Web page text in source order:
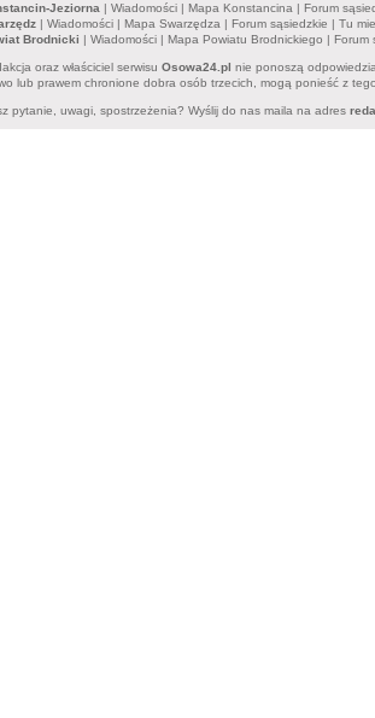
Jeziorna | Wiadomości | Mapa Konstancina | Forum
| Wiadomości | Mapa Swarzędza | Forum sąsiedzkie | Tu
Brodnicki | Wiadomości | Mapa Powiatu Brodnickiego | Forum
oraz właściciel serwisu Osowa24.pl nie ponoszą
lub prawem chronione dobra osób trzecich, mogą ponieść z
pytanie, uwagi, spostrzeżenia? Wyślij do nas maila na adres